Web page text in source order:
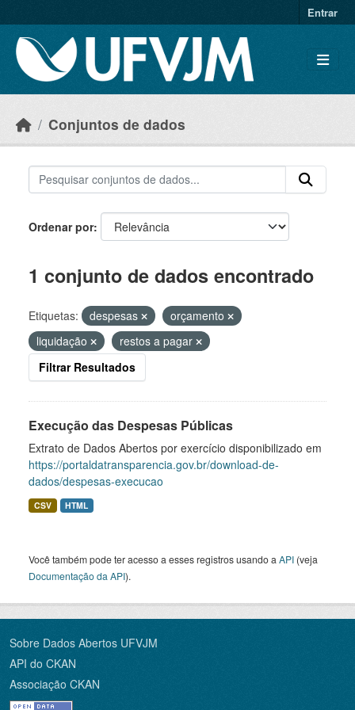
Entrar
Conjuntos de dados
Ordenar por
1 conjunto de dados encontrado
Etiquetas: despesas
orçamento
liquidação
restos a pagar
Filtrar Resultados
Execução das Despesas Públicas
Extrato de Dados Abertos por exercício disponibilizado em
https://portaldatransparencia.gov.br/download-de-
dados/despesas-execucao
CSV HTML
Você também pode ter acesso a esses registros usando a API (veja
Documentação da API).
Sobre Dados Abertos UFVJM
API do CKAN
Associação CKAN